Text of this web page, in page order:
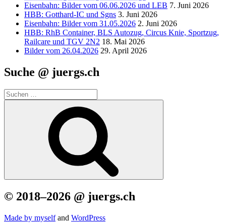
Eisenbahn: Bilder vom 06.06.2026 und LEB 7. Juni 2026
HBB: Gotthard-IC und Sgns 3. Juni 2026
Eisenbahn: Bilder vom 31.05.2026 2. Juni 2026
HBB: RhB Container, BLS Autozug, Circus Knie, Sportzug,
Railcare und TGV 2N2 18. Mai 2026
Bilder vom 26.04.2026 29. April 2026
Suche @ juergs.ch
Suchen
nach:
© 2018–2026 @ juergs.ch
Made by mys­elfand Word­Press